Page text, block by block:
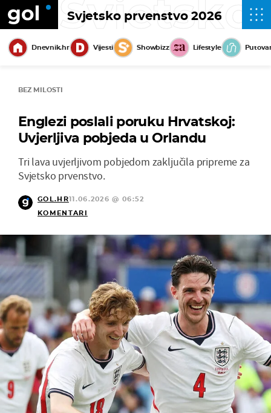
Svjetsko prvenstvo 2026
Dnevnik.hr Vijesti Showbizz Lifestyle
BEZ MILOSTI
Englezi poslali poruku Hrvatskoj:
Uvjerljiva pobjeda u Orlandu
Tri lava uvjerljivom pobjedom zaključila pripreme za
Svjetsko prvenstvo.
GOL.HR11.06.2026 @ 06:52
KOMENTARI